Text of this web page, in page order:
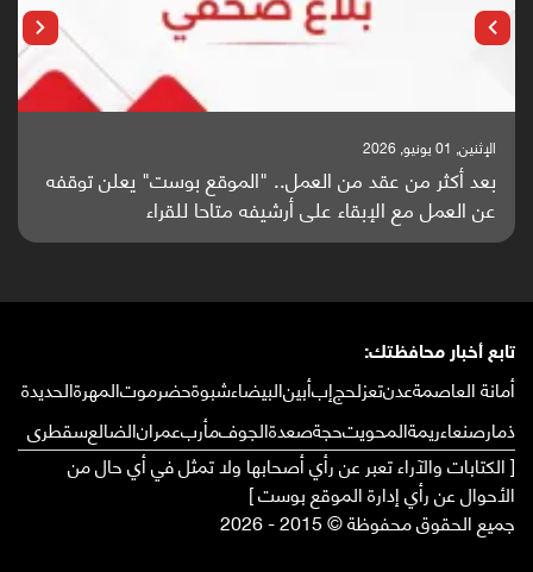
الإثنين, 01 يونيو, 2026
بعد أكثر من عقد من العمل.. "الموقع بوست" يعلن توقفه
عن العمل مع الإبقاء على أرشيفه متاحا للقراء
تابع أخبار محافظتك:
أمانة العاصمةعدنتعزلحجإبأبينالبيضاءشبوةحضرموتالمهرةالحديدة
ذمارصنعاءريمةالمحويتحجةصعدةالجوفمأربعمرانالضالعسقطرى
[ الكتابات والآراء تعبر عن رأي أصحابها ولا تمثل في أي حال من
الأحوال عن رأي إدارة الموقع بوست ]
جميع الحقوق محفوظة © 2015 - 2026